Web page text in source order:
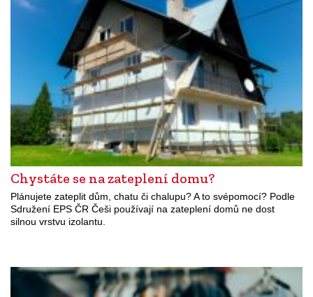
Chystáte se na zateplení domu?
Plánujete zateplit dům, chatu či chalupu? A to svépomocí? Podle
Sdružení EPS ČR Češi používají na zateplení domů ne dost
silnou vrstvu izolantu.